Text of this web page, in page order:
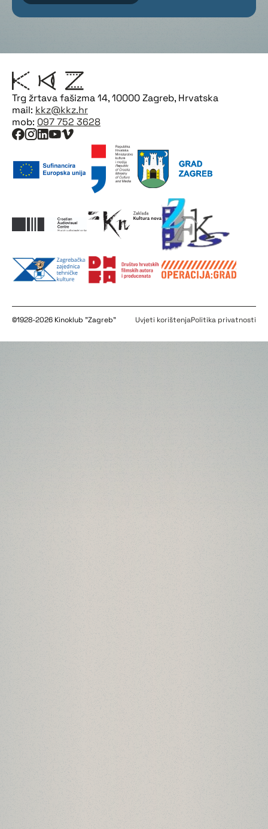
Trg žrtava fašizma 14, 10000 Zagreb, Hrvatska
mail: kkz@kkz.hr
mob: 097 752 3628
©1928-2026 Kinoklub "Zagreb" Uvjeti korištenjaPolitika privatnosti